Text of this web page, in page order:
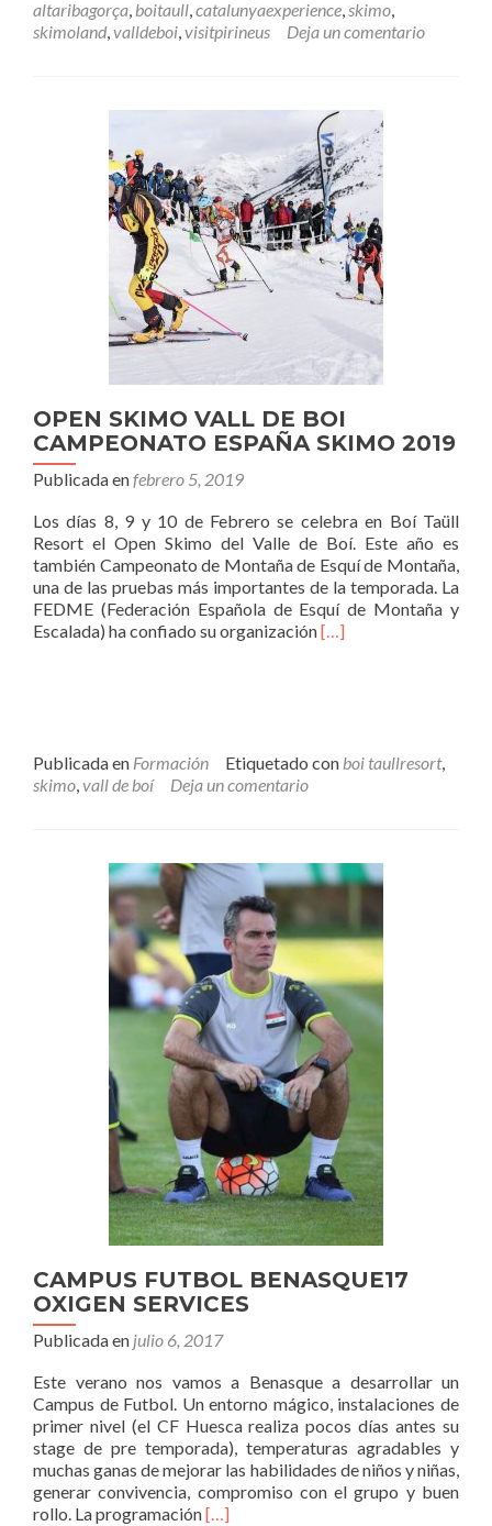
Open
Vall
altaribagorça, boitaull,catalunyaexperience,skimo,
skimoland,valldeboi,visitpirineus Deja un comentario
OPEN SKIMO VALL DE BOI
CAMPEONATO ESPAÑA SKIMO 2019
Publicada enfebrero 5, 2019
Los días 8, 9 y 10 de Febrero se celebra en Boí Taüll
Resort el Open Skimo del Valle de Boí. Este año es
también Campeonato de Montaña de Esquí de Montaña,
una de las pruebas más importantes de la temporada. La
FEDME (Federación Española de Esquí de Montaña y
Escalada) ha confiado su organizaciónLeer
CAMPEONATO
[…]
Publicada en Formación Etiquetado con boi taullresort,
skimo,vall de boí Deja un comentario
CAMPUS FUTBOL BENASQUE17
OXIGEN SERVICES
Publicada en julio 6, 2017
Este verano nos vamos a Benasque a desarrollar un
Campus de Futbol. Un entorno mágico, instalaciones de
primer nivel (el CF Huesca realiza pocos días antes su
stage de pre temporada), temperaturas agradables y
muchas ganas de mejorar las habilidades de niños y niñas,
generar convivencia, compromiso con el grupo y buen
rollo. La programaciónLeer
[…]